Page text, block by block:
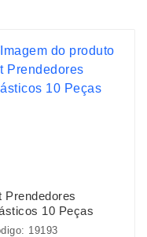
Prendedores
10 Peças
19193